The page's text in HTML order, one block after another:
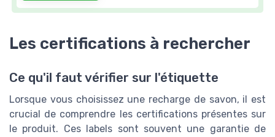
Les certifications à rechercher
Ce qu'il faut vérifier sur l'étiquette
Lorsque vous choisissez une recharge de savon, il est
crucial de comprendre les certifications présentes sur
le produit. Ces labels sont souvent une garantie de